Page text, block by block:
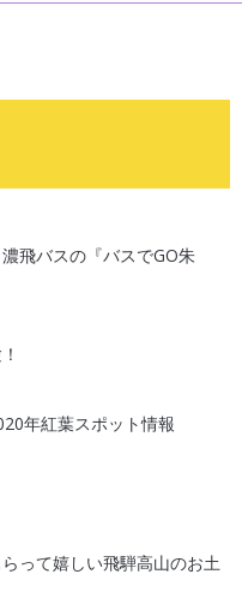
飛バスの『バスでGO朱
年紅葉スポット情報
って嬉しい飛騨高山のお土